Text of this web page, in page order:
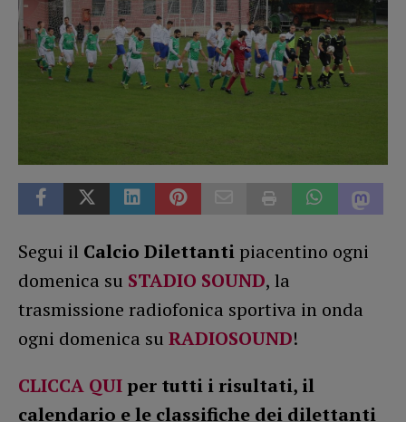
Segui il Calcio Dilettanti piacentino ogni
domenica su STADIO SOUND, la
trasmissione radiofonica sportiva in onda
ogni domenica su RADIOSOUND!
CLICCA QUI per tutti i risultati, il
calendario e le classifiche dei dilettanti